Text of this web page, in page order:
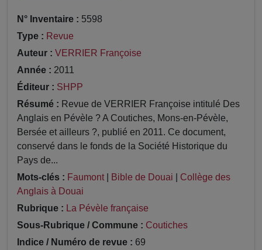
N° Inventaire : 5598
Type : Revue
Auteur : VERRIER Françoise
Année : 2011
Éditeur : SHPP
Résumé : Revue de VERRIER Françoise intitulé Des
Anglais en Pévèle ? A Coutiches, Mons-en-Pévèle,
Bersée et ailleurs ?, publié en 2011. Ce document,
conservé dans le fonds de la Société Historique du
Pays de...
Mots-clés : Faumont Bible de Douai
Collège des
Anglais à Douai
Rubrique : La Pévèle française
Sous-Rubrique / Commune : Coutiches
Indice / Numéro de revue : 69